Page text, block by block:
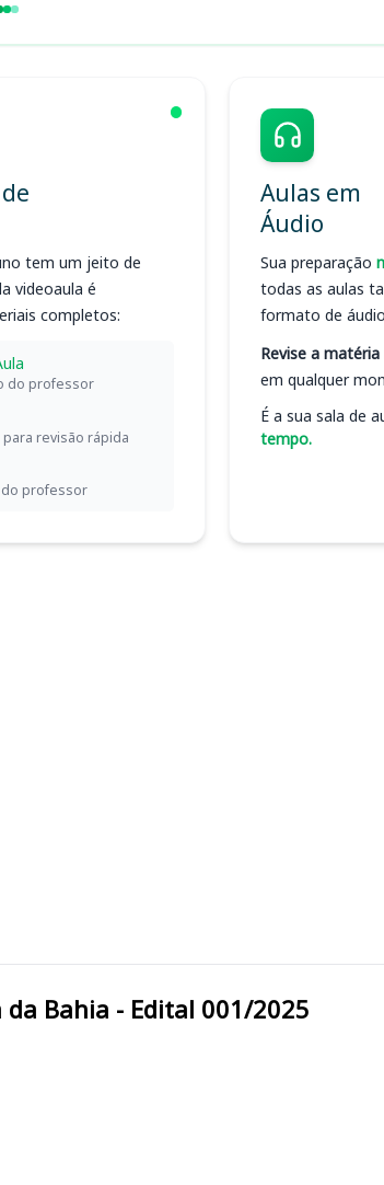
tem um jeito de
videoaula é
completos:
do professor
revisão rápida
do professor
Aulas em
Áudio
Sua preparação
todas as aulas
formato de
Revise a matéria
em qualquer
É a sua sala de
tempo.
da Bahia - Edital 001/2025